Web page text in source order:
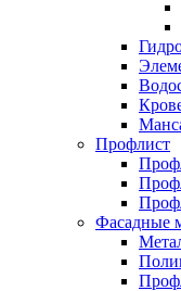
Профлист
Фасадные